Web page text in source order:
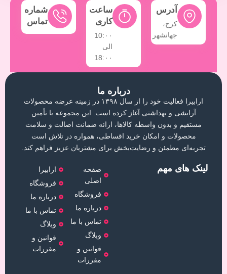
آدرس
کرج،
جهانشهر
ساعت
کاری
10:۰۰
الی
18:۰۰
شماره
تماس
لینک های مهم
صفحه
اصلی
فروشگاه
درباره ما
تماس با ما
وبلاگ
قوانین و
مقررات
ارابیرا
فروشگاه
درباره ما
تماس با ما
وبلاگ
قوانین و
مقررات
درباره ما
ارابیرا فعالیت خود را از سال ۱۳۹۸ در زمینه عرضه محصولات
آرایشی و بهداشتی آغاز کرده است. این مجموعه با تأمین
مستقیم و بدون واسطه کالاها، ارائه ضمانت اصالت و سلامت
محصولات و امکان خرید اقساطی، همواره در تلاش است
تجربه‌ای مطمئن و رضایت‌بخش برای مشتریان عزیز فراهم کند.